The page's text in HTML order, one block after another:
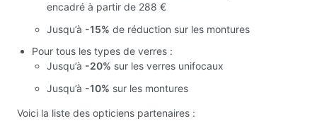
encadré à partir de 288 €
Jusqu’à -15% de réduction sur les montures
Pour tous les types de verres :
Jusqu’à -20% sur les verres unifocaux
Jusqu’à -10% sur les montures
Voici la liste des opticiens partenaires :